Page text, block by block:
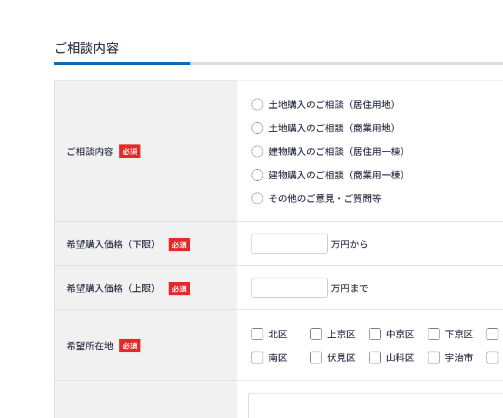
ご相談内容
ご相談内容 必須
土地購入のご相談（居住用地）
土地購入のご相談（商業用地）
建物購入のご相談（居住用一棟）
建物購入のご相談（商業用一棟）
その他のご意見・ご質問等
希望購入価格（下限） 必須 万円から
希望購入価格（上限） 必須 万円まで
希望所在地 必須
北区 上京区 中京区 下京区
南区
伏見区 山科区 宇治市